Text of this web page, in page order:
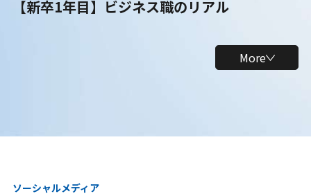
【新卒1年目】ビジネス職のリアル
More
ソーシャルメディア